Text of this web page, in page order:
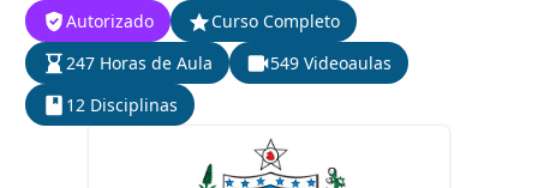
Autorizado
Curso Completo
247 Horas de Aula
549 Videoaulas
12 Disciplinas